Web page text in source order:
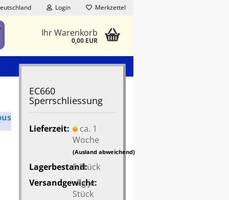
Login Merkzettel
Ihr Warenkorb
0,00 EUR
EC660
Sperrschliessung
Lieferzeit:
ca. 1
Woche
(Ausland abweichend)
Lagerbestand:
5Stück
Versandgewicht:
-kg je
Stück